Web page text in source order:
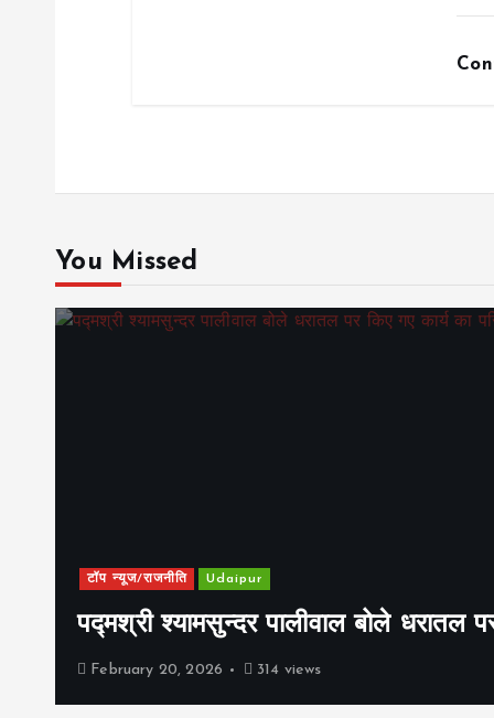
You Missed
टॉप न्यूज/राजनीति Udaipur
पद्मश्री श्यामसुन्दर पालीवाल बोले धरातल
February 20, 2026 314 views